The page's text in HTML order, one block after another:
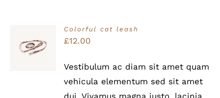
Bewertet
mit5.00von
5
IN DEN
WARENKORB
Colorful cat leash
£12.00
Vestibulum ac diam sit amet quam
vehicula elementum sed sit amet
dui. Vivamus magna justo, lacinia